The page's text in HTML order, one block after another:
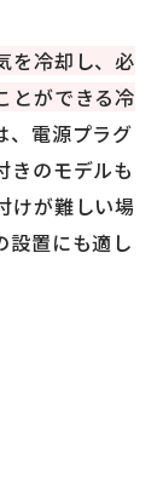
を冷却し、必
とができる冷
、電源プラグ
きのモデルも
けが難しい場
設置にも適し